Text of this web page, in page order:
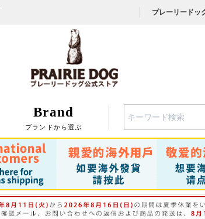
プレーリードッ
Brand
ブランドから選ぶ